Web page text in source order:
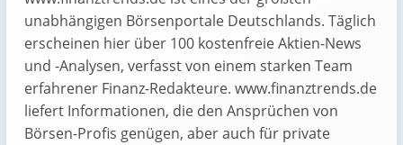
unabhängigen Börsenportale Deutschlands. Täglich
erscheinen hier über 100 kostenfreie Aktien-News
und -Analysen, verfasst von einem starken Team
erfahrener Finanz-Redakteure. www.finanztrends.de
liefert Informationen, die den Ansprüchen von
Börsen-Profis genügen, aber auch für private